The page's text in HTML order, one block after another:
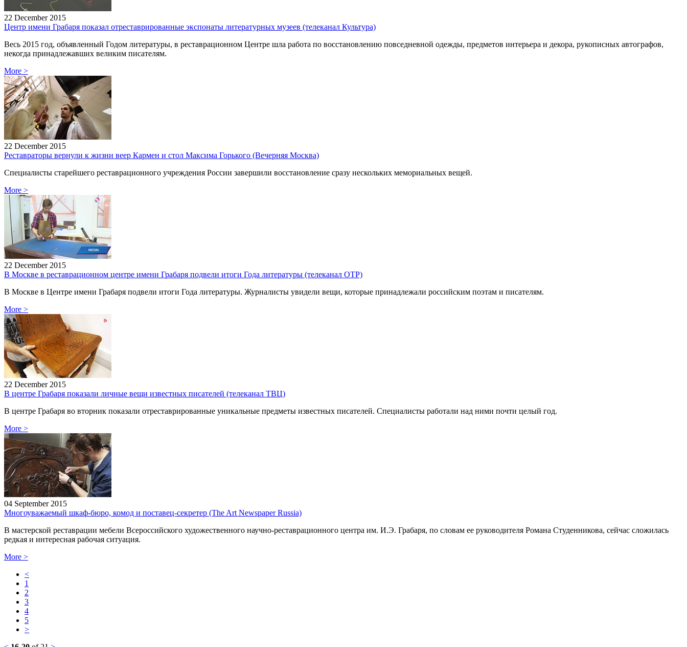
22 December 2015
Центр имени Грабаря показал отреставрированные экспонаты литературных музеев (телеканал Культура)
Весь 2015 год, объявленный Годом литературы, в реставрационном Центре шла работа по восстановлению повседневной одежды, предметов интерьера и декора, рукописных автографов,
некогда принадлежавших великим писателям.
More >
22 December 2015
Реставраторы вернули к жизни веер Кармен и стол Максима Горького (Вечерняя Москва)
Специалисты старейшего реставрационного учреждения России завершили восстановление сразу нескольких мемориальных вещей.
More >
22 December 2015
В Москве в реставрационном центре имени Грабаря подвели итоги Года литературы (телеканал ОТР)
В Москве в Центре имени Грабаря подвели итоги Года литературы. Журналисты увидели вещи, которые принадлежали российским поэтам и писателям.
More >
22 December 2015
В центре Грабаря показали личные вещи известных писателей (телеканал ТВЦ)
В центре Грабаря во вторник показали отреставрированные уникальные предметы известных писателей. Специалисты работали над ними почти целый год.
More >
04 September 2015
Многоуважаемый шкаф-бюро, комод и поставец-секретер (The Art Newspaper Russia)
В мастерской реставрации мебели Всероссийского художественного научно-реставрационного центра им. И.Э. Грабаря, по словам ее руководителя Романа Студенникова, сейчас сложилась
редкая и интересная рабочая ситуация.
More >
<
1
2
3
4
5
>